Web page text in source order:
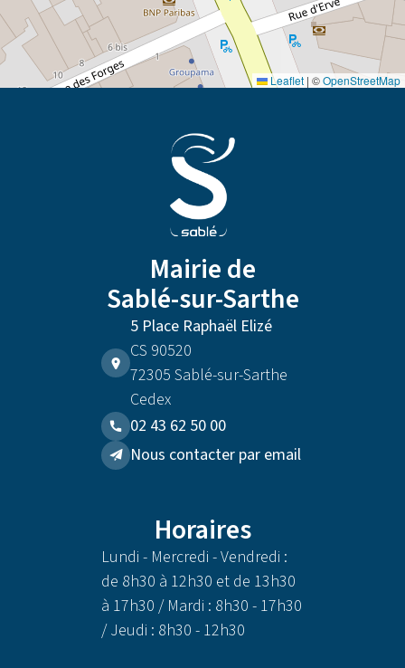
Leaflet | ©OpenStreetMap
Mairie de
Sablé-sur-Sarthe
5 Place Raphaël Elizé
CS 90520
72305 Sablé-sur-Sarthe
Cedex
02 43 62 50 00
Nous contacter par email
Horaires
Lundi - Mercredi - Vendredi :
de 8h30 à 12h30 et de 13h30
à 17h30 / Mardi : 8h30 - 17h30
/ Jeudi : 8h30 - 12h30